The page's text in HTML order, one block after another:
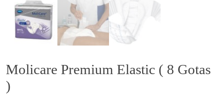
Molicare Premium Elastic ( 8 Gotas
)